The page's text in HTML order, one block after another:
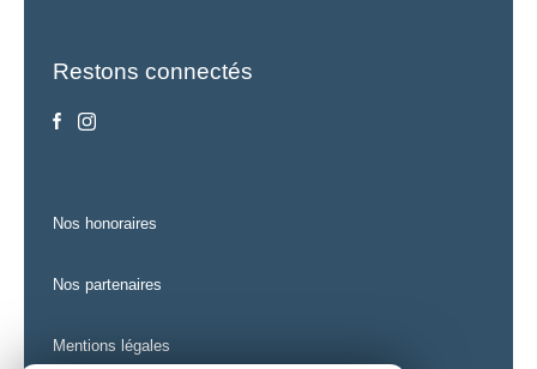
Restons connectés
nos honoraires
nos partenaires
mentions légales